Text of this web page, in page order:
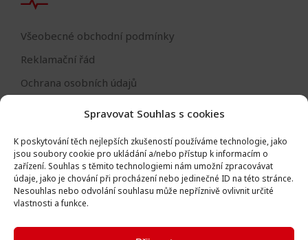
Spravovat Souhlas s cookies
K poskytování těch nejlepších zkušeností používáme technologie, jako
jsou soubory cookie pro ukládání a/nebo přístup k informacím o
zařízení. Souhlas s těmito technologiemi nám umožní zpracovávat
údaje, jako je chování při procházení nebo jedinečné ID na této stránce.
Nesouhlas nebo odvolání souhlasu může nepříznivě ovlivnit určité
vlastnosti a funkce.
Všeobecné obchodní podmínky
Reklamační řád
Ochrana osobních údajů
Formulář - odstoupení od smlouvy
Odstoupení od smlouvy